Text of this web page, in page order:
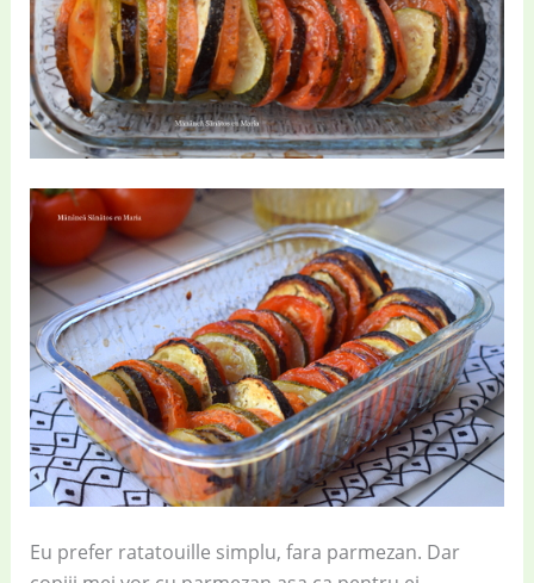
Eu prefer ratatouille simplu, fara parmezan. Dar